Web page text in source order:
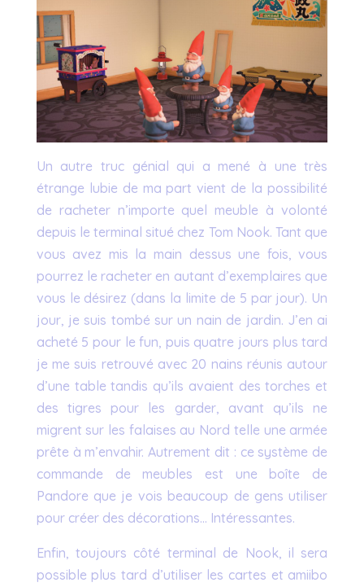
Un autre truc génial qui a mené à une très
étrange lubie de ma part vient de la possibilité
de racheter n’importe quel meuble à volonté
depuis le terminal situé chez Tom Nook. Tant que
vous avez mis la main dessus une fois, vous
pourrez le racheter en autant d’exemplaires que
vous le désirez (dans la limite de 5 par jour). Un
jour, je suis tombé sur un nain de jardin. J’en ai
acheté 5 pour le fun, puis quatre jours plus tard
je me suis retrouvé avec 20 nains réunis autour
d’une table tandis qu’ils avaient des torches et
des tigres pour les garder, avant qu’ils ne
migrent sur les falaises au Nord telle une armée
prête à m’envahir. Autrement dit : ce système de
commande de meubles est une boîte de
Pandore que je vois beaucoup de gens utiliser
pour créer des décorations… Intéressantes.
Enfin, toujours côté terminal de Nook, il sera
possible plus tard d’utiliser les cartes et amiibo